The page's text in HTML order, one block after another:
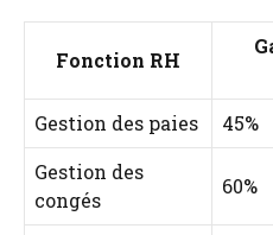
Fonction RH
Gestion des paies
45%
Gestion des
congés
60%